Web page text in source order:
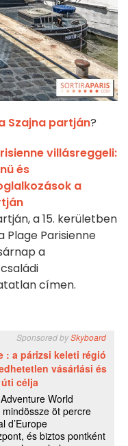
Szajna partján?
villásreggeli:
és
a
a 15. kerületben
Plage Parisienne
a
címen.